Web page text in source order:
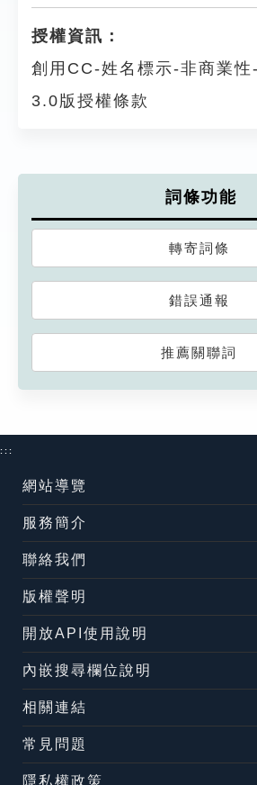
授權資訊：
創用CC-姓名標示-非商業性
3.0版授權條款
詞條功能
轉寄詞條
錯誤通報
推薦關聯詞
:::
網站導覽
服務簡介
聯絡我們
版權聲明
開放API使用說明
內嵌搜尋欄位說明
相關連結
常見問題
隱私權政策